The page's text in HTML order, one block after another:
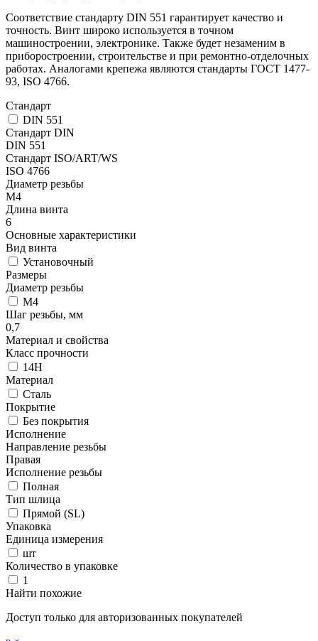
Соответствие стандарту DIN 551 гарантирует качество и
точность. Винт широко используется в точном
машиностроении, электронике. Также будет незаменим в
приборостроении, строительстве и при ремонтно-отделочных
работах. Аналогами крепежа являются стандарты ГОСТ 1477-
93, ISO 4766.
Стандарт
DIN 551
Стандарт DIN
DIN 551
Стандарт ISO/ART/WS
ISO 4766
Диаметр резьбы
М4
Длина винта
6
Основные характеристики
Вид винта
Установочный
Размеры
Диаметр резьбы
М4
Шаг резьбы, мм
0,7
Материал и свойства
Класс прочности
14H
Материал
Сталь
Покрытие
Без покрытия
Исполнение
Направление резьбы
Правая
Исполнение резьбы
Полная
Тип шлица
Прямой (SL)
Упаковка
Единица измерения
шт
Количество в упаковке
1
Найти похожие
Доступ только для авторизованных покупателей